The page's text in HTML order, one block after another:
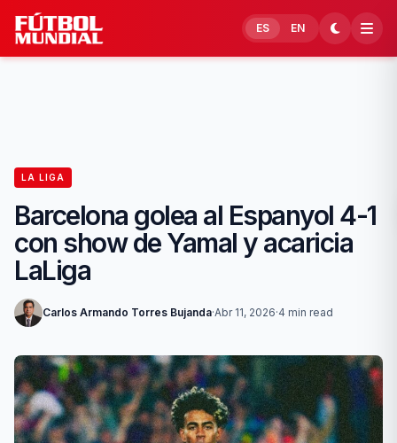
Skip to content
ES EN
LA LIGA
Barcelona golea al Espanyol 4-1
con show de Yamal y acaricia
LaLiga
Carlos Armando Torres Bujanda·Abr 11, 2026·4 min read